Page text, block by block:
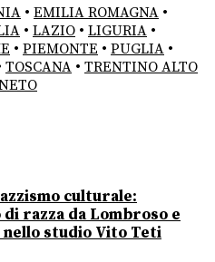
• EMILIA ROMAGNA •
• LAZIO • LIGURIA •
• PIEMONTE • PUGLIA •
TOSCANA • TRENTINO ALTO
culturale:
razza da Lombroso e
studio Vito Teti